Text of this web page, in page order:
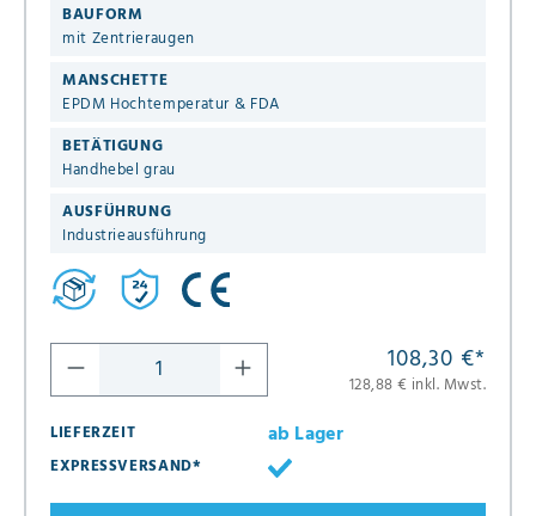
BAUFORM
mit Zentrieraugen
MANSCHETTE
EPDM Hochtemperatur & FDA
BETÄTIGUNG
Handhebel grau
AUSFÜHRUNG
Industrieausführung
108,30 €*
128,88 € inkl. Mwst.
LIEFERZEIT
ab Lager
EXPRESSVERSAND*